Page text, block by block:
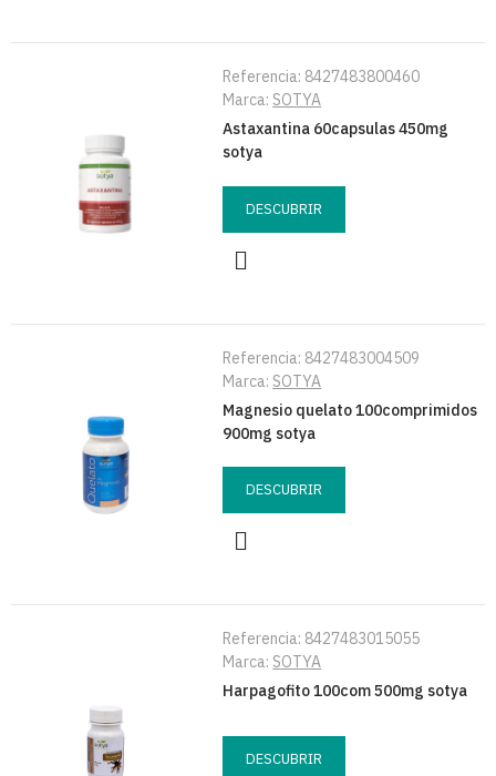
Referencia: 8427483800460
Marca: SOTYA
Astaxantina 60capsulas 450mg
sotya
DESCUBRIR
Referencia: 8427483004509
Marca: SOTYA
Magnesio quelato 100comprimidos
900mg sotya
DESCUBRIR
Referencia: 8427483015055
Marca: SOTYA
Harpagofito 100com 500mg sotya
DESCUBRIR